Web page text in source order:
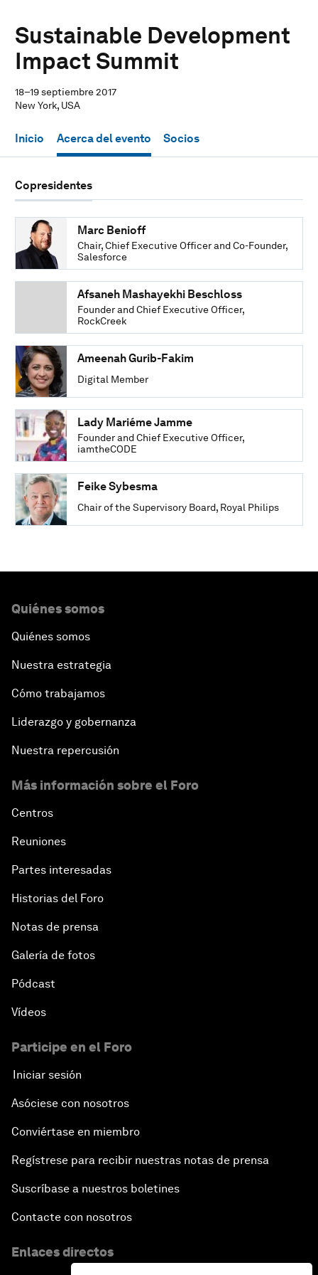
Sustainable Development
Impact Summit
18–19 septiembre 2017
New York, USA
Inicio Acerca del evento Socios
Copresidentes
Chair, Chief Executive Officer and Co-Founder,
Salesforce
Marc Benioff
Founder and Chief Executive Officer,
RockCreek
Afsaneh Mashayekhi Beschloss
Digital Member
Ameenah Gurib-Fakim
Founder and Chief Executive Officer,
iamtheCODE
Lady Mariéme Jamme
Chair of the Supervisory Board, Royal Philips
Feike Sybesma
Quiénes somos
Quiénes somos
Nuestra estrategia
Cómo trabajamos
Liderazgo y gobernanza
Nuestra repercusión
Más información sobre el Foro
Centros
Reuniones
Partes interesadas
Historias del Foro
Notas de prensa
Galería de fotos
Pódcast
Vídeos
Participe en el Foro
Iniciar sesión
Asóciese con nosotros
Conviértase en miembro
Regístrese para recibir nuestras notas de prensa
Suscríbase a nuestros boletines
Contacte con nosotros
Enlaces directos